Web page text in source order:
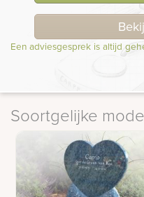
Een adviesgesprek is altijd
Soortgelijke